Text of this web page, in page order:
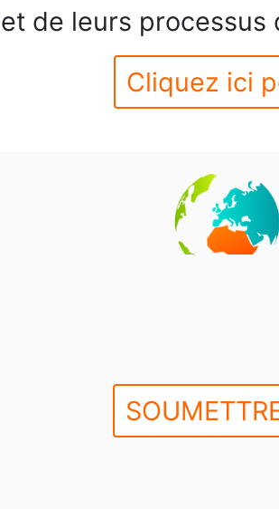
et de leurs processus
Cliquez ici